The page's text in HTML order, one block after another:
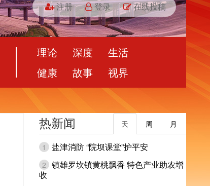
注册 登录 在线投稿
理论 深度
生活
健康
故事 视界
热新闻 月
周
天
1 盐津消防 “院坝课堂”护平安
2 镇雄罗坎镇黄桃飘香 特色产业助农增
收